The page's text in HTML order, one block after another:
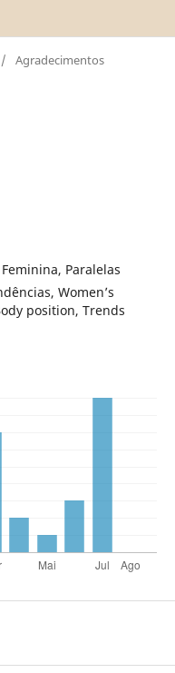
/ Agradecimentos
Paralelas
Women’s
position, Trends